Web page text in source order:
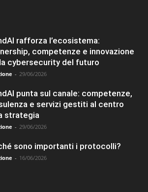
rafforza l’ecosistema:
competenze e innovazione
cybersecurity del futuro
- 29/06/2026
punta sul canale: competenze,
e servizi gestiti al centro
strategia
- 29/06/2026
sono importanti i protocolli?
- 16/06/2026